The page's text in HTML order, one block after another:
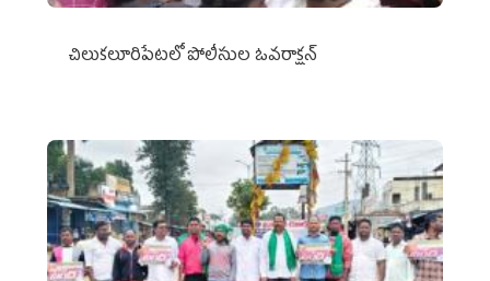
చిలుక‌లూరిపేట‌లో పోలీసుల ఓవ‌రాక్ష‌న్‌